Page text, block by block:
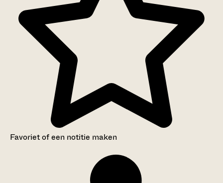
Favoriet of een notitie maken